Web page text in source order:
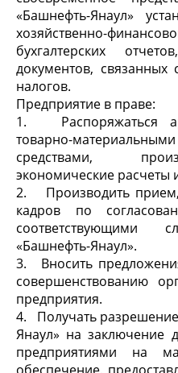
«Башнефть-Янаул»
хозяйственно-
бухгалтерских
документов,
налогов.
Предприятие в праве:
1. Распоряжаться
товарно-
средствами,
экономические расчеты
2. Производить
кадров по
«Башнефть-Янаул».
3. Вносить
совершенствованию
предприятия.
4. Получать
Янаул» на заключение
предприятиями на